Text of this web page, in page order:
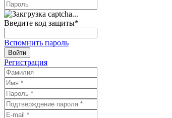
Введите код защиты*
Вспомнить пароль
Войти
Регистрация